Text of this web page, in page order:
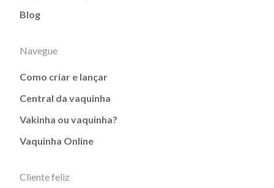
Blog
Navegue
Como criar e lançar
Central da vaquinha
Vakinha ou vaquinha?
Vaquinha Online
Cliente feliz